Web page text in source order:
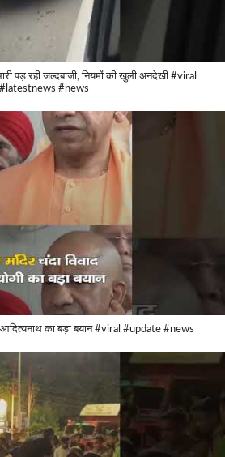
पड़ रही जल्दबाजी, नियमों की खुली अनदेखी #viral
#latestnews #news
आदित्यनाथ का बड़ा बयान #viral #update #news